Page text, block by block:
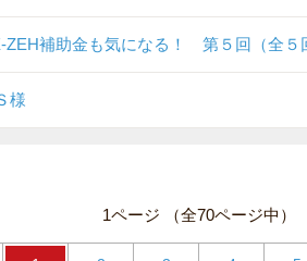
ZEH補助金も気になる！ 第５回（全５
様
1ページ （全70ページ中）